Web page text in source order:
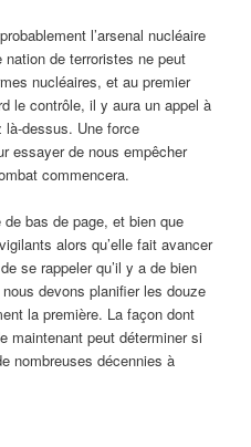
l’arsenal nucléaire
nation de terroristes ne peut
nucléaires, et au premier
le contrôle, il y aura un appel à
là-dessus. Une force
essayer de nous empêcher
commencera.
bas de page, et bien que
alors qu’elle fait avancer
se rappeler qu’il y a de bien
devons planifier les douze
la première. La façon dont
maintenant peut déterminer si
nombreuses décennies à